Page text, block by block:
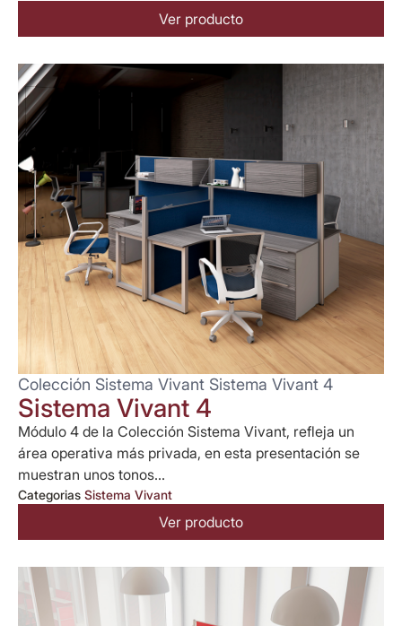
Ver producto
Colección Sistema Vivant Sistema Vivant 4
Sistema Vivant 4
Módulo 4 de la Colección Sistema Vivant, refleja un
área operativa más privada, en esta presentación se
muestran unos tonos...
Categorias Sistema Vivant
Ver producto